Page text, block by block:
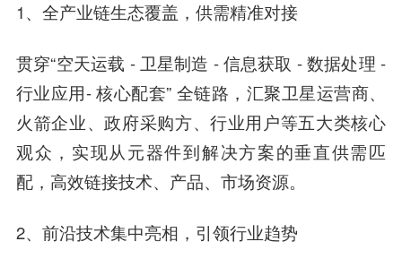
1、全产业链生态覆盖，供需精准对接
贯穿“空天运载 - 卫星制造 - 信息获取 - 数据处理 -
行业应用- 核心配套” 全链路，汇聚卫星运营商、
火箭企业、政府采购方、行业用户等五大类核心
观众，实现从元器件到解决方案的垂直供需匹
配，高效链接技术、产品、市场资源。
2、前沿技术集中亮相，引领行业趋势